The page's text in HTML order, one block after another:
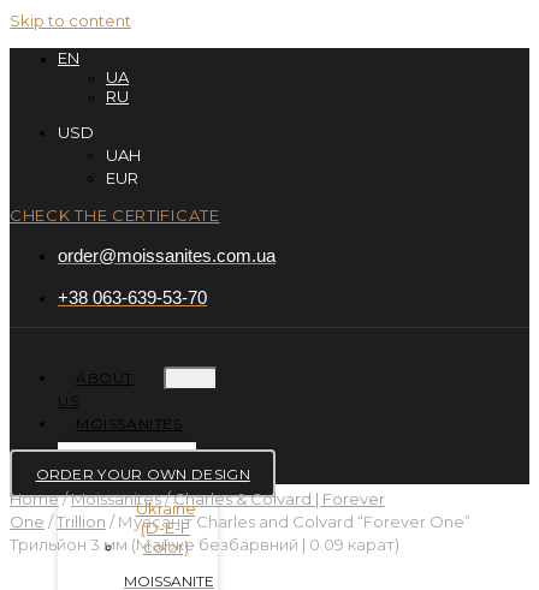
Skip to content
EN
UA
RU
USD
UAH
EUR
CHECK THE CERTIFICATE
order@moissanites.com.ua
+38 063-639-53-70
ABOUT
US
MOISSANITES
MOISSANITE
ORDER YOUR OWN DESIGN
Home/Moissanites/Charles & Colvard | Forever
One /Trillion / Муасаніт Charles and Colvard “Forever One”
Трильйон 3 мм (Майже безбарвний | 0.09 карат)